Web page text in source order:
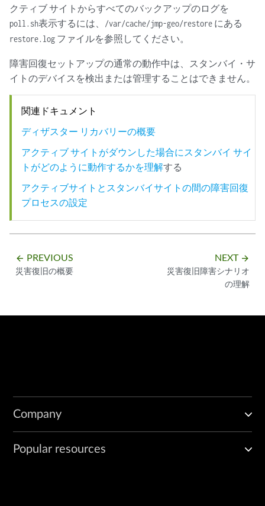
クティブ サイトからすべてのバックアップのログを
poll.sh表示するには、 /var/cache/jmp-geo/restore にある
restore.log ファイルを参照してください。
障害回復セットアップの通常の動作中は、スタンバイ・サ
イトのデバイスを検出または管理することはできません。
関連ドキュメント
ディザスター リカバリーの概要
アクティブ サイトがダウンした場合にスタンバイ サイ
トがどのように動作するかを理解する
アクティブサイトとスタンバイサイトの間の障害回復
プロセスの設定
arrow_backward PREVIOUS
災害復旧の概要
NEXT arrow_forward
災害復旧障害シナリオ
の理解
Company
Popular resources